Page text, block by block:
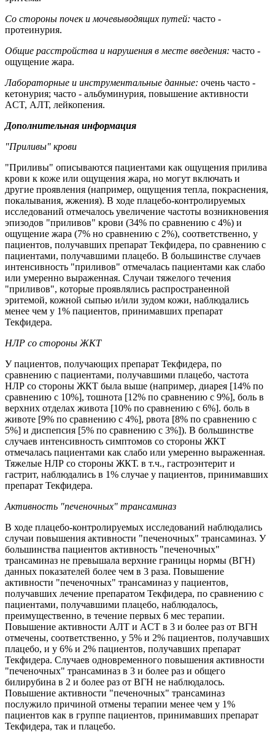
Со стороны почек и мочевыводящих путей: часто -
протеинурия.
Общие расстройства и нарушения в месте введения: часто -
ощущение жара.
Лабораторные и инструментальные данные: очень часто -
кетонурия; часто - альбуминурия, повышение активности
ACT, АЛТ, лейкопения.
Дополнительная информация
"Приливы" крови
"Приливы" описываются пациентами как ощущения прилива
крови к коже или ощущения жара, но могут включать и
другие проявления (например, ощущения тепла, покраснения,
покалывания, жжения). В ходе плацебо-контролируемых
исследований отмечалось увеличение частоты возникновения
эпизодов "приливов" крови (34% по сравнению с 4%) и
ощущение жара (7% но сравнению с 2%), соответственно, у
пациентов, получавших препарат Текфидера, по сравнению с
пациентами, получавшими плацебо. В большинстве случаев
интенсивность "приливов" отмечалась пациентами как слабо
или умеренно выраженная. Случаи тяжелого течения
"приливов", которые проявлялись распространенной
эритемой, кожной сыпью и/или зудом кожи, наблюдались
менее чем у 1% пациентов, принимавших препарат
Текфидера.
НЛР со стороны ЖКТ
У пациентов, получающих препарат Текфидера, по
сравнению с пациентами, получавшими плацебо, частота
НЛР со стороны ЖКТ была выше (например, диарея [14% по
сравнению с 10%], тошнота [12% по сравнению с 9%], боль в
верхних отделах живота [10% по сравнению с 6%]. боль в
животе [9% по сравнению с 4%], рвота [8% по сравнению с
5%] и диспепсия [5% по сравнению с 3%]). В большинстве
случаев интенсивность симптомов со стороны ЖКТ
отмечалась пациентами как слабо или умеренно выраженная.
Тяжелые HЛР со стороны ЖКТ. в т.ч., гастроэнтерит и
гастрит, наблюдались в 1% случае у пациентов, принимавших
препарат Текфидера.
Активность "печеночных" трансаминаз
В ходе плацебо-контролируемых исследований наблюдались
случаи повышения активности "печеночных" трансаминаз. У
большинства пациентов активность "печеночных"
трансаминаз не превышала верхние границы нормы (ВГН)
данных показателей более чем в 3 раза. Повышение
активности "печеночных" трансаминаз у пациентов,
получавших лечение препаратом Текфидера, по сравнению с
пациентами, получавшими плацебо, наблюдалось,
преимущественно, в течение первых 6 мес терапии.
Повышение активности АЛТ и ACT в 3 и более раз от ВГН
отмечены, соответственно, у 5% и 2% пациентов, получавших
плацебо, и у 6% и 2% пациентов, получавших препарат
Текфидера. Случаев одновременного повышения активности
"печеночных" трансаминаз в 3 и более раз и общего
билирубина в 2 и более раз от BГН не наблюдалось.
Повышение активности "печеночных" трансаминаз
послужило причиной отмены терапии менее чем у 1%
пациентов как в группе пациентов, принимавших препарат
Текфидера, так и плацебо.